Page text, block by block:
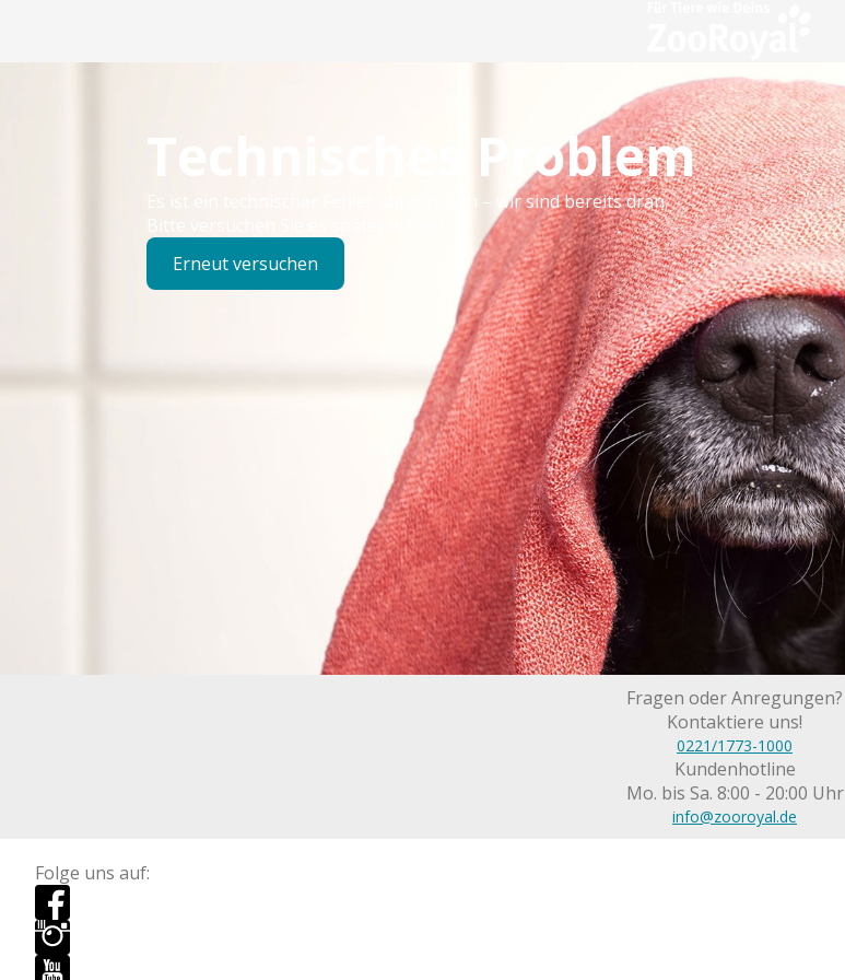
Technisches Problem
Es ist ein technischer Fehler aufgetreten – wir sind bereits dran.
Bitte versuchen Sie es später erneut.
Erneut versuchen
Fragen oder Anregungen?
Kontaktiere uns!
0221/1773-1000
Kundenhotline
Mo. bis Sa. 8:00 - 20:00 Uhr
info@zooroyal.de
Folge uns auf: